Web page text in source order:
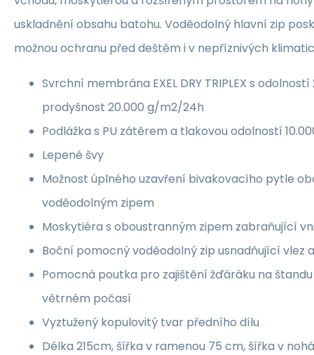
uskladnění obsahu batohu. Voděodolný hlavní zip
možnou ochranu před deštěm i v nepříznivých
Svrchní membrána EXEL DRY TRIPLEX s
prodyšnost 20.000 g/m2/24h
Podlážka s PU zátěrem a tlakovou odolností
Lepené švy
Možnost úplného uzavření bivakovacího pytle
voděodolným zipem
Moskytiéra s oboustranným zipem zabraňující
Boční pomocný voděodolný zip usnadňující vlez
Pomocná poutka pro zajištění žďáráku na
větrném počasí
Vyztužený kopulovitý tvar předního dílu
Délka 215cm, šířka v ramenou 75 cm, šířka v